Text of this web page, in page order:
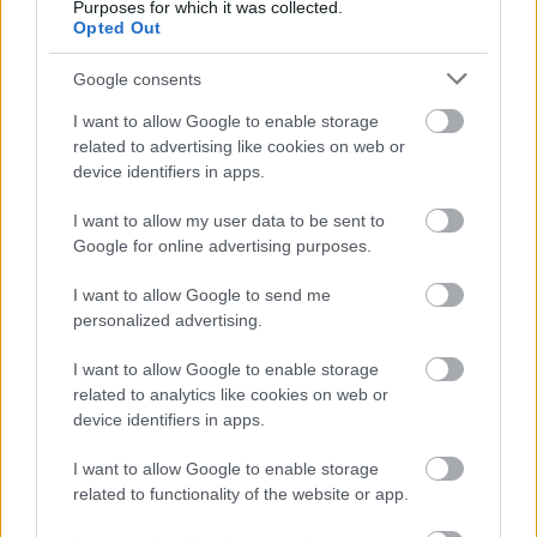
Purposes for which it was collected.
Opted Out
Google consents
I want to allow Google to enable storage
related to advertising like cookies on web or
device identifiers in apps.
I want to allow my user data to be sent to
Google for online advertising purposes.
I want to allow Google to send me
personalized advertising.
I want to allow Google to enable storage
related to analytics like cookies on web or
device identifiers in apps.
I want to allow Google to enable storage
related to functionality of the website or app.
végén csak egy bajnoki címet osztottak. Az öt év alatt
amíg a Group 5 szabályrendszerét alkalmazták,
kétszer a Div. I, háromszor a Div. II legjobbja nyerte
az összetett bajnoki címet. A DRM-et a gyártók is
komolyan vették, a csapatok sokszor jelentősebb
gyári támogatást kaptak, mint a vb indulói. 1982-től
a világbajnoksághoz hasonlóan itt is bevezették a
Group C osztályt, de az égbe szökő költségek miatt
1985 után megszűnt a sorozat. Helyét az 1989-ig élő
sportkocsi bajnokság, a Supercup és az A-csoportos
szabályokkal futó, óriási népszerűségnek örvendő
DTM (1984-ben indult) vette át.